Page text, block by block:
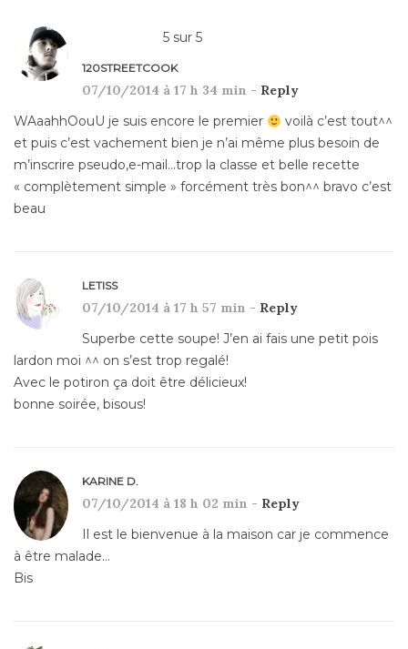
5 sur 5
120STREETCOOK
07/10/2014 à 17 h 34 min - Reply
WAaahhOouU je suis encore le premier
voilà c’est tout^^
et puis c’est vachement bien je n’ai même plus besoin de
m’inscrire pseudo,e-mail…trop la classe et belle recette
« complètement simple » forcément très bon^^ bravo c’est
beau
LETISS
07/10/2014 à 17 h 57 min - Reply
Superbe cette soupe! J’en ai fais une petit pois
lardon moi ^^ on s’est trop regalé!
Avec le potiron ça doit être délicieux!
bonne soirée, bisous!
KARINE D.
07/10/2014 à 18 h 02 min - Reply
Il est le bienvenue à la maison car je commence
à être malade…
Bis